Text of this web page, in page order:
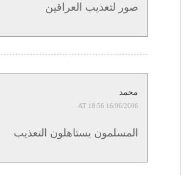
صور لتعذيب العراقين
محمد
16/06/2006 AT 18:56
المسلمون يستاهلون التعذيب